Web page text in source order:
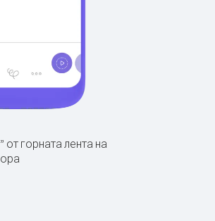
от горната лента на